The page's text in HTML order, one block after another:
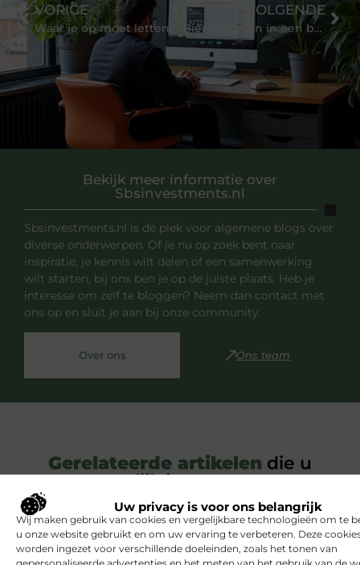
Uw privacy is voor ons belangrijk
Wij maken gebruik van cookies en vergelijkbare technologieën om te
u onze website gebruikt en om uw ervaring te verbeteren. Deze
worden ingezet voor verschillende doeleinden, zoals het tonen van
gepersonaliseerde advertenties en het meten van het gebruik van de
Bekijk meer informatie over
Sbsinvestments.nl
Sbsinvestments.nl is dé plek voor algemene blogs over
diverse onderwerpen. Of je nu op zoek bent naar
inspiratie, je kennis wilt delen of een samenwerking
wilt starten, bij ons ben je op de juiste plaats. Heb je
interesse om zelf te bloggen? Neem dan contact met
ons op en sluit je aan bij onze community.
Over ons Ons team
VORIGE VOLGENDE
Bier brouwen in een brouwketel: alles wat u moet weten
Gerelateerde artikelen die u
mogelijk interesseren
BEAUTY EN VERZORGING